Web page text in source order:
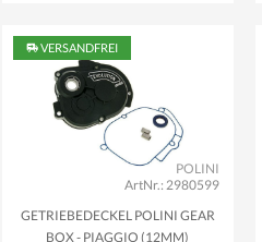
VERSANDFREI
ArtNr.: 2980599
POLINI
GETRIEBEDECKEL POLINI GEAR
BOX - PIAGGIO (12MM)